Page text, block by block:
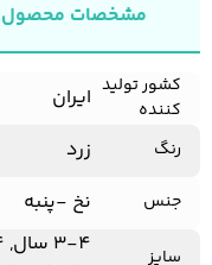
مشخصات محصول
کشور تولید
کننده
ایران
رنگ زرد
جنس نخ -پنبه
سایز